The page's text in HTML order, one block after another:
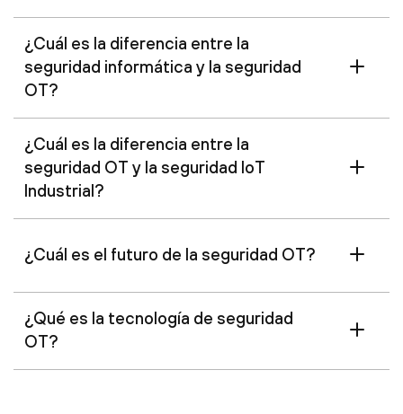
¿Cuál es la diferencia entre la
seguridad informática y la seguridad
OT?
¿Cuál es la diferencia entre la
seguridad OT y la seguridad IoT
Industrial?
¿Cuál es el futuro de la seguridad OT?
¿Qué es la tecnología de seguridad
OT?